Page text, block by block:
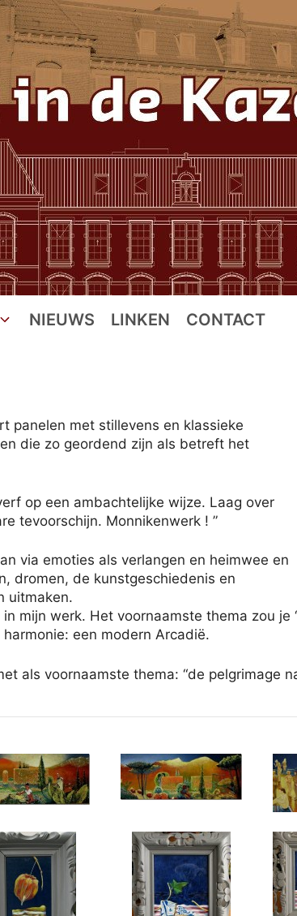
NIEUWS LINKEN CONTACT
panelen met stillevens en klassieke
die zo geordend zijn als betreft het
op een ambachtelijke wijze. Laag over
tevoorschijn. Monnikenwerk ! ”
via emoties als verlangen en heimwee en
dromen, de kunstgeschiedenis en
uitmaken.
mijn werk. Het voornaamste thema zou je
een modern Arcadië.
als voornaamste thema: “de pelgrimage